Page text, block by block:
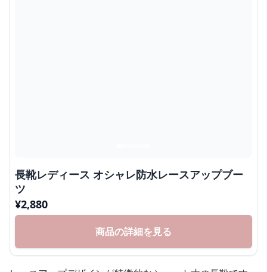
長靴レディース オシャレ防水レースアップブー
ツ
¥2,880
商品の詳細を見る